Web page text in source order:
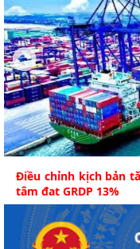
Điều chỉnh kịch bản
tâm đạt GRDP 13%